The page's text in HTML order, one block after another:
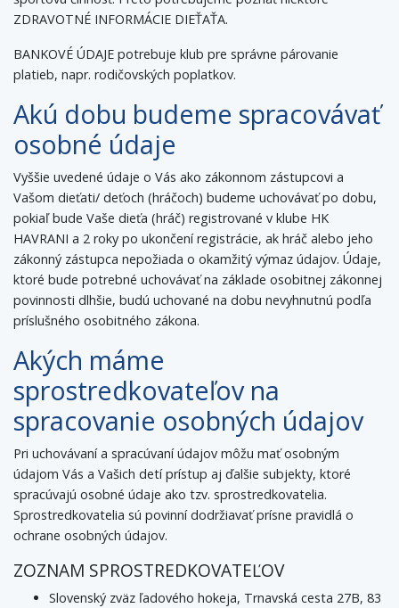
ZDRAVOTNÉ INFORMÁCIE DIEŤAŤA.
BANKOVÉ ÚDAJE potrebuje klub pre správne párovanie
platieb, napr. rodičovských poplatkov.
Akú dobu budeme spracovávať
osobné údaje
Vyššie uvedené údaje o Vás ako zákonnom zástupcovi a
Vašom dieťati/ deťoch (hráčoch) budeme uchovávať po dobu,
pokiaľ bude Vaše dieťa (hráč) registrované v klube HK
HAVRANI a 2 roky po ukončení registrácie, ak hráč alebo jeho
zákonný zástupca nepožiada o okamžitý výmaz údajov. Údaje,
ktoré bude potrebné uchovávať na základe osobitnej zákonnej
povinnosti dlhšie, budú uchované na dobu nevyhnutnú podľa
príslušného osobitného zákona.
Akých máme
sprostredkovateľov na
spracovanie osobných údajov
Pri uchovávaní a spracúvaní údajov môžu mať osobným
údajom Vás a Vašich detí prístup aj ďalšie subjekty, ktoré
spracúvajú osobné údaje ako tzv. sprostredkovatelia.
Sprostredkovatelia sú povinní dodržiavať prísne pravidlá o
ochrane osobných údajov.
ZOZNAM SPROSTREDKOVATEĽOV
Slovenský zväz ľadového hokeja, Trnavská cesta 27B, 83